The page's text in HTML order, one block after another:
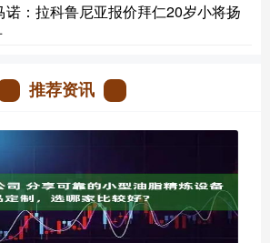
：拉科鲁尼亚报价拜仁20岁小将扬
推荐资讯